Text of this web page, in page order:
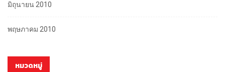
มิถุนายน 2010
พฤษภาคม 2010
หมวดหมู่